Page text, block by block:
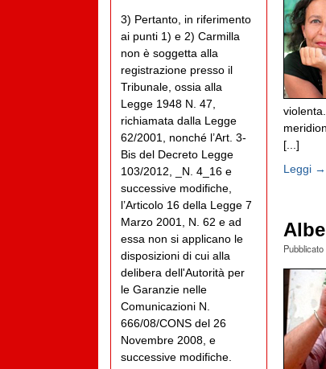
[...]
Leggi →
Pubblicato
3) Pertanto, in riferimento
ai punti 1) e 2) Carmilla
non è soggetta alla
registrazione presso il
Tribunale, ossia alla
Legge 1948 N. 47,
richiamata dalla Legge
62/2001, nonché l’Art. 3-
Bis del Decreto Legge
103/2012, _N. 4_16 e
successive modifiche,
l’Articolo 16 della Legge 7
Marzo 2001, N. 62 e ad
essa non si applicano le
disposizioni di cui alla
delibera dell'Autorità per
le Garanzie nelle
Comunicazioni N.
666/08/CONS del 26
Novembre 2008, e
successive modifiche.